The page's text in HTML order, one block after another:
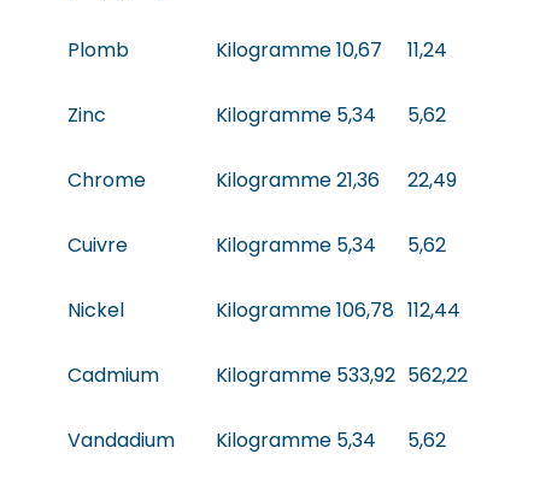
Plomb Kilogramme10,67 11,24
Zinc Kilogramme 5,34 5,62
Chrome Kilogramme21,36 22,49
Cuivre Kilogramme 5,34 5,62
Nickel Kilogramme106,78 112,44
Cadmium Kilogramme 533,92 562,22
Vandadium Kilogramme 5,34 5,62